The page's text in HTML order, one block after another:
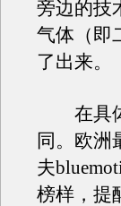
旁边的技
气体（即
了出来。
在具体
同。欧洲
夫
榜样，提